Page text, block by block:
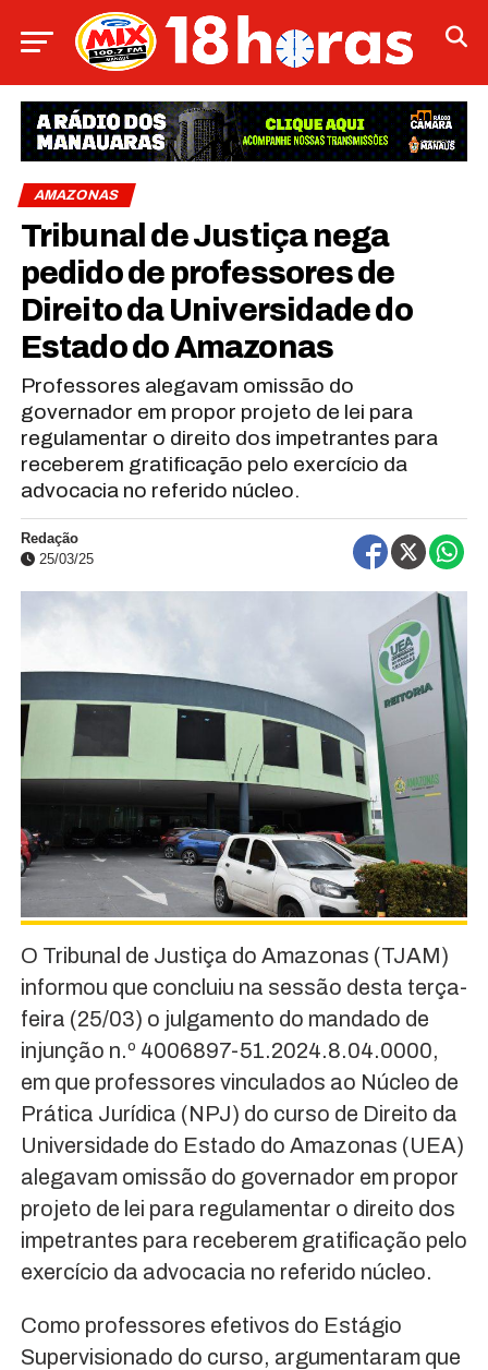
AMAZONAS
Tribunal de Justiça nega
pedido de professores de
Direito da Universidade do
Estado do Amazonas
Professores alegavam omissão do
governador em propor projeto de lei para
regulamentar o direito dos impetrantes para
receberem gratificação pelo exercício da
advocacia no referido núcleo.
Redação
25/03/25
O Tribunal de Justiça do Amazonas (TJAM)
informou que concluiu na sessão desta terça-
feira (25/03) o julgamento do mandado de
injunção n.º 4006897-51.2024.8.04.0000,
em que professores vinculados ao Núcleo de
Prática Jurídica (NPJ) do curso de Direito da
Universidade do Estado do Amazonas (UEA)
alegavam omissão do governador em propor
projeto de lei para regulamentar o direito dos
impetrantes para receberem gratificação pelo
exercício da advocacia no referido núcleo.
Como professores efetivos do Estágio
Supervisionado do curso, argumentaram que